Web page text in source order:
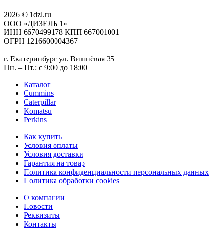
2026 © 1dzl.ru
ООО «ДИЗЕЛЬ 1»
ИНН 6670499178 КПП 667001001
ОГРН 1216600004367
г. Екатеринбург ул. Вишнёвая 35
Пн. – Пт.: с 9:00 до 18:00
Каталог
Cummins
Caterpillar
Komatsu
Perkins
Как купить
Условия оплаты
Условия доставки
Гарантия на товар
Политика конфиденциальности персональных данных
Политика обработки cookies
О компании
Новости
Реквизиты
Контакты